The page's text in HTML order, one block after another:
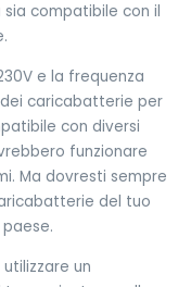
compatibile con il
e la frequenza
caricabatterie per
con diversi
funzionare
Ma dovresti sempre
del tuo
un